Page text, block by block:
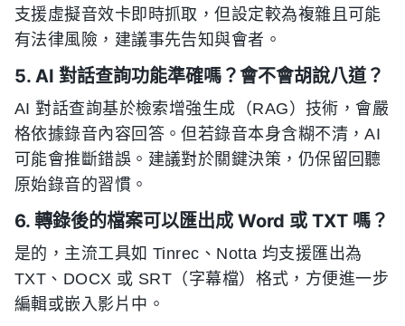
支援虛擬音效卡即時抓取，但設定較為複雜且可能
有法律風險，建議事先告知與會者。
5. AI 對話查詢功能準確嗎？會不會胡說八道？
AI 對話查詢基於檢索增強生成（RAG）技術，會嚴
格依據錄音內容回答。但若錄音本身含糊不清，AI
可能會推斷錯誤。建議對於關鍵決策，仍保留回聽
原始錄音的習慣。
6. 轉錄後的檔案可以匯出成 Word 或 TXT 嗎？
是的，主流工具如 Tinrec、Notta 均支援匯出為
TXT、DOCX 或 SRT（字幕檔）格式，方便進一步
編輯或嵌入影片中。